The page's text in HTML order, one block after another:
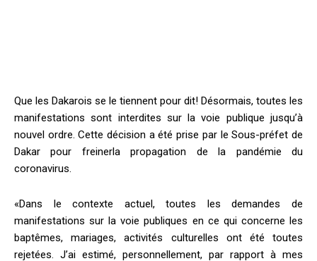
Que les Dakarois se le tiennent pour dit! Désormais, toutes les
manifestations sont interdites sur la voie publique jusqu’à
nouvel ordre. Cette décision a été prise par le Sous-préfet de
Dakar pour freinerla propagation de la pandémie du
coronavirus.
«Dans le contexte actuel, toutes les demandes de
manifestations sur la voie publiques en ce qui concerne les
baptêmes, mariages, activités culturelles ont été toutes
rejetées. J’ai estimé, personnellement, par rapport à mes